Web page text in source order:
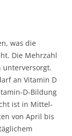
was die
Die Mehrzahl
unterversorgt.
an Vitamin D
D-Bildung
ist in Mittel-
von April bis